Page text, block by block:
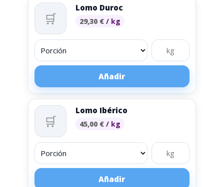
🛒
Lomo Duroc
29,30 € / kg
Añadir
🛒
Lomo Ibérico
45,00 € / kg
Añadir